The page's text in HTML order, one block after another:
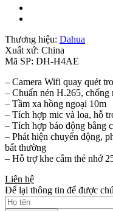
Thương hiệu: Dahua
Xuất xứ: China
Mã SP: DH-H4AE
– Camera Wifi quay quét
– Chuẩn nén H.265,
– Tầm xa hồng ngoại 10m
– Tích hợp mic và loa, hỗ
– Tích hợp báo động bằng
– Phát hiện chuyển động,
bất thường
– Hỗ trợ khe cắm thẻ nhớ
Liên hệ
Để lại thông tin để được